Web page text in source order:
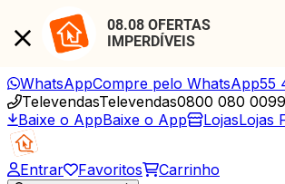
08.08 OFERTAS
IMPERDÍVEIS
WhatsAppCompre pelo WhatsApp55
TelevendasTelevendas0800 080 0099
Baixe o AppBaixe o App LojasLojas
Entrar Favoritos Carrinho